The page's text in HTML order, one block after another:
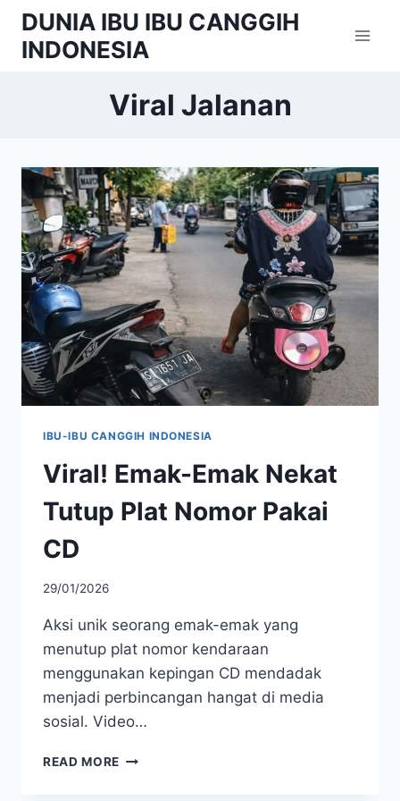
Skip
content
DUNIA IBU IBU CANGGIH
INDONESIA
Viral Jalanan
IBU-IBU CANGGIH INDONESIA
Viral! Emak-Emak Nekat
Tutup Plat Nomor Pakai
CD
29/01/2026
Aksi unik seorang emak-emak yang
menutup plat nomor kendaraan
menggunakan kepingan CD mendadak
menjadi perbincangan hangat di media
sosial. Video…
READ MORE VIRAL!